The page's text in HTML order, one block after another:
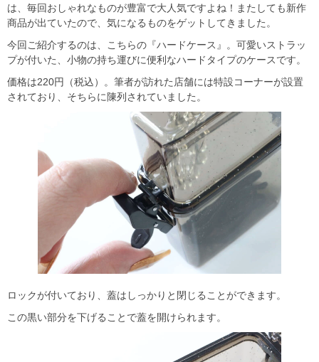
は、毎回おしゃれなものが豊富で大人気ですよね！またしても新作
商品が出ていたので、気になるものをゲットしてきました。
今回ご紹介するのは、こちらの『ハードケース』。可愛いストラッ
プが付いた、小物の持ち運びに便利なハードタイプのケースです。
価格は220円（税込）。筆者が訪れた店舗には特設コーナーが設置
されており、そちらに陳列されていました。
ロックが付いており、蓋はしっかりと閉じることができます。
この黒い部分を下げることで蓋を開けられます。